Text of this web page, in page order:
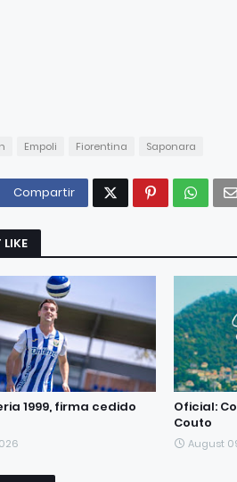
Empoli Fiorentina Saponara
Compartir
1999, firma cedido
Oficial:
Couto
August